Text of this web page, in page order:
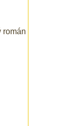
román